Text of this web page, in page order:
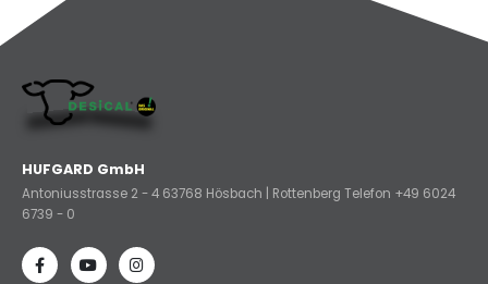
HUFGARD GmbH
Antoniusstrasse 2 - 4 63768 Hösbach | Rottenberg Telefon +49 6024
6739 - 0